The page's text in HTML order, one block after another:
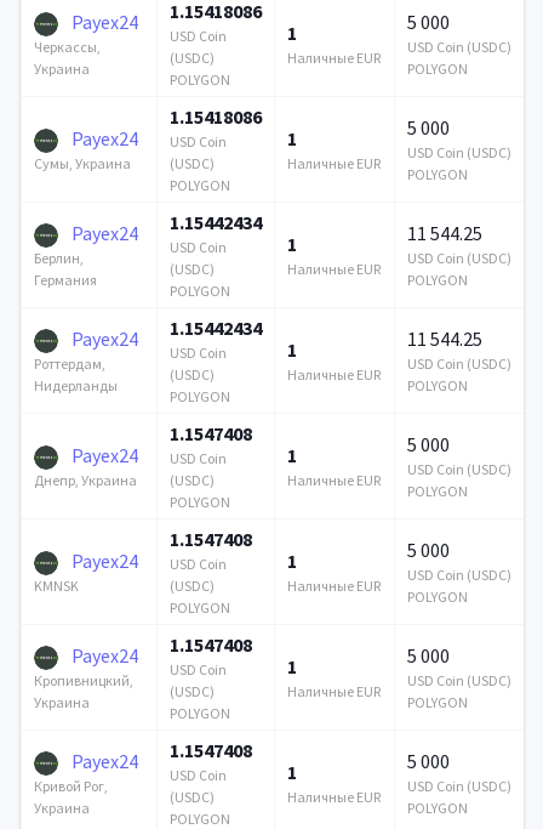
Payex24
Черкассы,
Украина
1.15418086
USD Coin
(USDC)
POLYGON
1
Наличные EUR
5 000
USD Coin (USDC)
POLYGON
Payex24
Сумы, Украина
1.15418086
USD Coin
(USDC)
POLYGON
1
Наличные EUR
5 000
USD Coin (USDC)
POLYGON
Payex24
Берлин,
Германия
1.15442434
USD Coin
(USDC)
POLYGON
1
Наличные EUR
11 544.25
USD Coin (USDC)
POLYGON
Payex24
Роттердам,
Нидерланды
1.15442434
USD Coin
(USDC)
POLYGON
1
Наличные EUR
11 544.25
USD Coin (USDC)
POLYGON
Payex24
Днепр, Украина
1.1547408
USD Coin
(USDC)
POLYGON
1
Наличные EUR
5 000
USD Coin (USDC)
POLYGON
Payex24
KMNSK
1.1547408
USD Coin
(USDC)
POLYGON
1
Наличные EUR
5 000
USD Coin (USDC)
POLYGON
Payex24
Кропивницкий,
Украина
1.1547408
USD Coin
(USDC)
POLYGON
1
Наличные EUR
5 000
USD Coin (USDC)
POLYGON
Payex24
Кривой Рог,
Украина
1.1547408
USD Coin
(USDC)
POLYGON
1
Наличные EUR
5 000
USD Coin (USDC)
POLYGON